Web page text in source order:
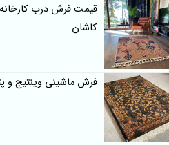
قیمت فرش درب کارخانه
کاشان
فرش ماشینی وینتیج و